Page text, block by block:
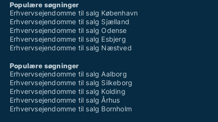
Populære søgninger
Erhvervsejendomme til salg København
Erhvervsejendomme til salg Sjælland
Erhvervsejendomme til salg Odense
Erhvervsejendomme til salg Esbjerg
Erhvervsejendomme til salg Næstved
Populære søgninger
Erhvervsejendomme til salg Aalborg
Erhvervsejendomme til salg Silkeborg
Erhvervsejendomme til salg Kolding
Erhvervsejendomme til salg Århus
Erhvervsejendomme til salg Bornholm